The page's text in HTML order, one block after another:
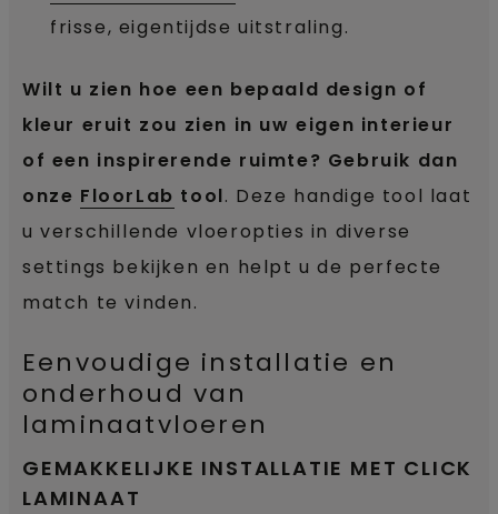
frisse, eigentijdse uitstraling.
Wilt u zien hoe een bepaald design of
kleur eruit zou zien in uw eigen interieur
of een inspirerende ruimte? Gebruik dan
onze FloorLab tool. Deze handige tool laat
u verschillende vloeropties in diverse
settings bekijken en helpt u de perfecte
match te vinden.
Eenvoudige installatie en
onderhoud van
laminaatvloeren
GEMAKKELIJKE INSTALLATIE MET CLICK
LAMINAAT